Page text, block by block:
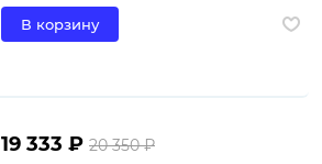
В корзину
19 333 ₽ 20 350 ₽